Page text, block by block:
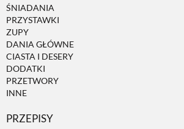
ŚNIADANIA
PRZYSTAWKI
ZUPY
DANIA GŁÓWNE
CIASTA I DESERY
DODATKI
PRZETWORY
INNE
PRZEPISY